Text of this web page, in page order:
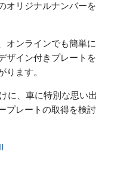
オリジナルナンバーを
オンラインでも簡単に
ザイン付きプレートを
ります。
に、車に特別な思い出
プレートの取得を検討